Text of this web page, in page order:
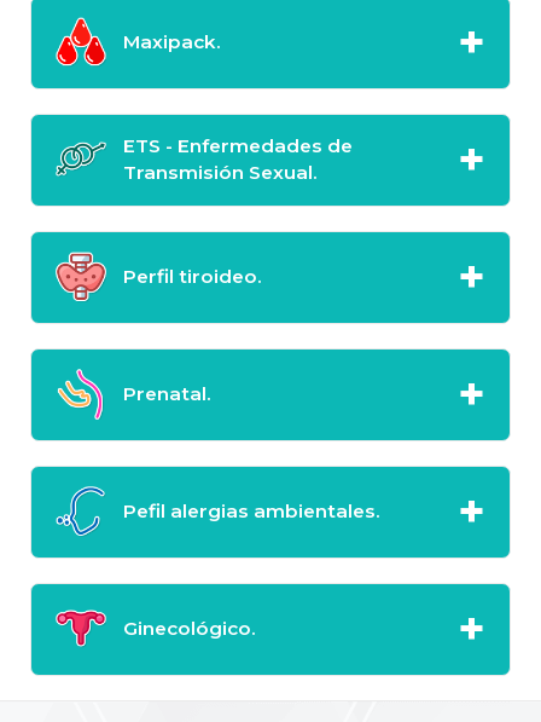
Maxipack.
ETS - Enfermedades de
Transmisión Sexual.
Perfil tiroideo.
Prenatal.
Pefil alergias ambientales.
Ginecológico.